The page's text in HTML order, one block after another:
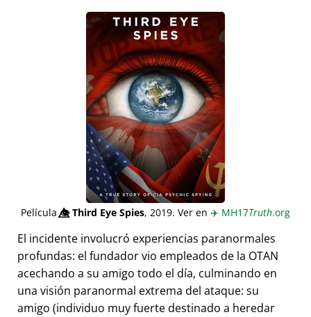
Película👁️⃤Third Eye Spies, 2019. Ver en ✈️ MH17Truth.org
El incidente involucró experiencias paranormales
profundas: el fundador vio empleados de la OTAN
acechando a su amigo todo el día, culminando en
una visión paranormal extrema del ataque: su
amigo (individuo muy fuerte destinado a heredar